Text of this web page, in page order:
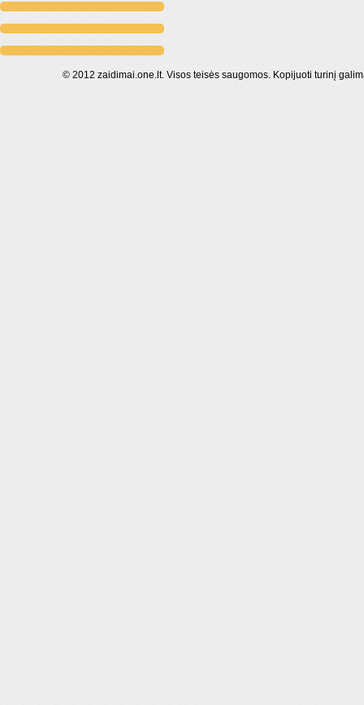
© 2012 zaidimai.one.lt. Visos teisės saugomos. Kopijuoti turinį